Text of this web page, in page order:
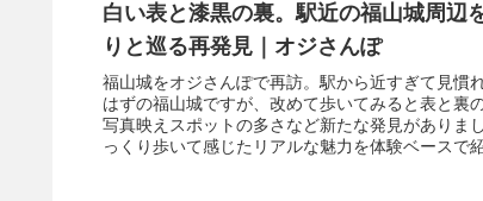
白い表と漆黒の裏。駅近の福山城周辺
りと巡る再発見｜オジさんぽ
福山城をオジさんぽで再訪。駅から近すぎて見慣
はずの福山城ですが、改めて歩いてみると表と裏
写真映えスポットの多さなど新たな発見がありま
っくり歩いて感じたリアルな魅力を体験ベースで